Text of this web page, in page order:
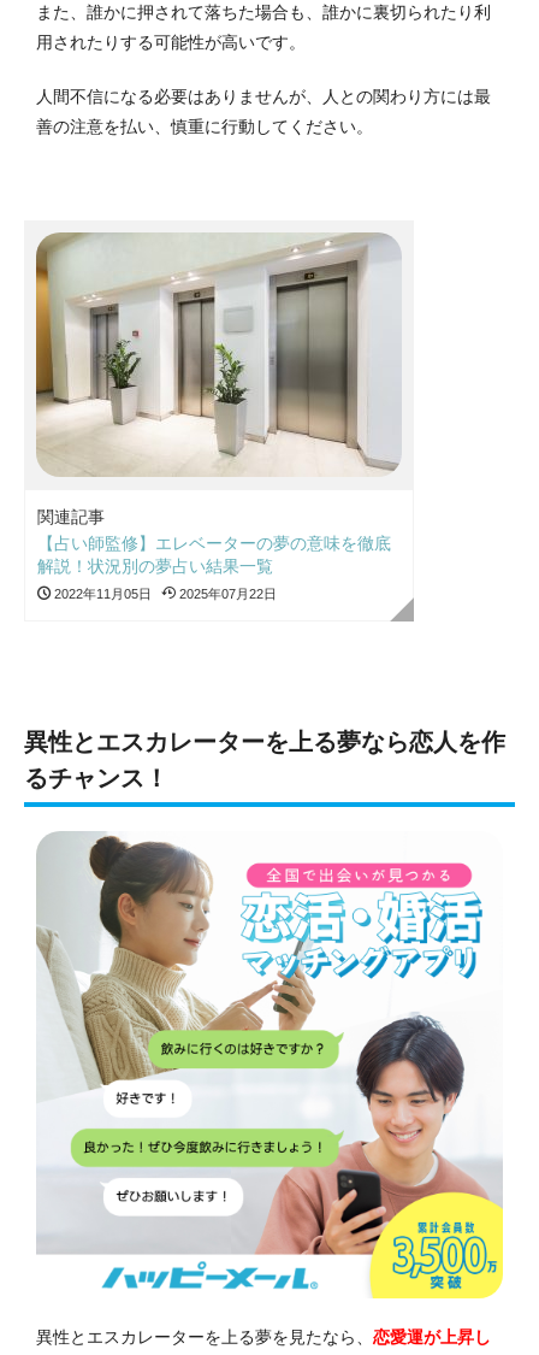
また、誰かに押されて落ちた場合も、誰かに裏切られたり利
用されたりする可能性が高いです。
人間不信になる必要はありませんが、人との関わり方には最
善の注意を払い、慎重に行動してください。
関連記事
【占い師監修】エレベーターの夢の意味を徹底
解説！状況別の夢占い結果一覧
2022年11月05日 2025年07月22日
異性とエスカレーターを上る夢なら恋人を作
るチャンス！
異性とエスカレーターを上る夢を見たなら、 恋愛運が上昇し